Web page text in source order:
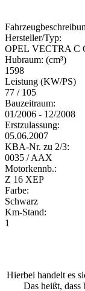
Hersteller/Typ:
OPEL VECTRA C
Hubraum: (cm³)
1598
Leistung (KW/PS)
77 / 105
Bauzeitraum:
01/2006 - 12/2008
Erstzulassung:
05.06.2007
KBA-Nr. zu 2/3:
0035 / AAX
Motorkennb.:
Z 16 XEP
Farbe:
Schwarz
Km-Stand:
1
Hierbei handelt es
Das heißt,